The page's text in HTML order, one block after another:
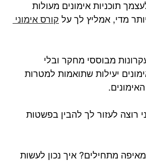
תוכניות אימונים מעולות
מדי, אמליץ לך על קורס אימוני
מבוססי מחקר ובלי
יעילות שתואמות למטרות
רוצה לעזור לך להבין בפשטות
מתחילים? איך נכון לעשות